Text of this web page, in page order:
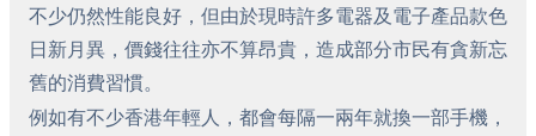
不少仍然性能良好，但由於現時許多電器及電子產品款色
日新月異，價錢往往亦不算昂貴，造成部分市民有貪新忘
舊的消費習慣。
例如有不少香港年輕人，都會每隔一兩年就換一部手機，